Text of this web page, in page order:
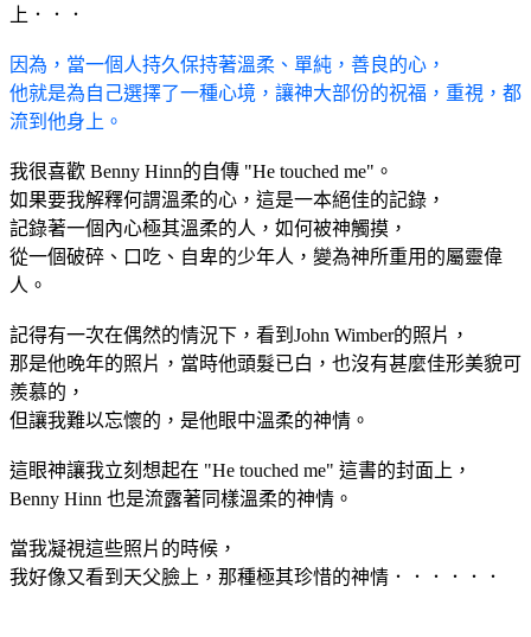
上．．．
因為，當一個人持久保持著溫柔、單純，善良的心，
他就是為自己選擇了一種心境，讓神大部份的祝福，重視，都
流到他身上。
我很喜歡 Benny Hinn的自傳 "He touched me"。
如果要我解釋何謂溫柔的心，這是一本絕佳的記錄，
記錄著一個內心極其溫柔的人，如何被神觸摸，
從一個破碎、口吃、自卑的少年人，變為神所重用的屬靈偉
人。
記得有一次在偶然的情況下，看到John Wimber的照片，
那是他晚年的照片，當時他頭髮已白，也沒有甚麼佳形美貌可
羨慕的，
但讓我難以忘懷的，是他眼中溫柔的神情。
這眼神讓我立刻想起在 "He touched me" 這書的封面上，
Benny Hinn 也是流露著同樣溫柔的神情。
當我凝視這些照片的時候，
我好像又看到天父臉上，那種極其珍惜的神情．．．．．．